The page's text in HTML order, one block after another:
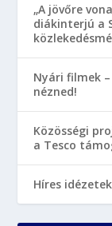
„A jövőre
diákinterjú a
Nyári filmek
nézned!
Közösségi
a Tesco
Híres